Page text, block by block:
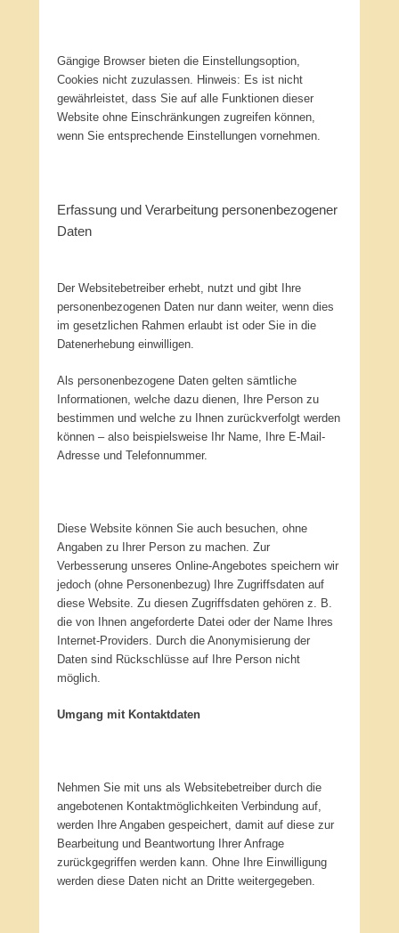
Gängige Browser bieten die Einstellungsoption,
Cookies nicht zuzulassen. Hinweis: Es ist nicht
gewährleistet, dass Sie auf alle Funktionen dieser
Website ohne Einschränkungen zugreifen können,
wenn Sie entsprechende Einstellungen vornehmen.
Erfassung und Verarbeitung personenbezogener
Daten
Der Websitebetreiber erhebt, nutzt und gibt Ihre
personenbezogenen Daten nur dann weiter, wenn dies
im gesetzlichen Rahmen erlaubt ist oder Sie in die
Datenerhebung einwilligen.
Als personenbezogene Daten gelten sämtliche
Informationen, welche dazu dienen, Ihre Person zu
bestimmen und welche zu Ihnen zurückverfolgt werden
können – also beispielsweise Ihr Name, Ihre E-Mail-
Adresse und Telefonnummer.
Diese Website können Sie auch besuchen, ohne
Angaben zu Ihrer Person zu machen. Zur
Verbesserung unseres Online-Angebotes speichern wir
jedoch (ohne Personenbezug) Ihre Zugriffsdaten auf
diese Website. Zu diesen Zugriffsdaten gehören z. B.
die von Ihnen angeforderte Datei oder der Name Ihres
Internet-Providers. Durch die Anonymisierung der
Daten sind Rückschlüsse auf Ihre Person nicht
möglich.
Umgang mit Kontaktdaten
Nehmen Sie mit uns als Websitebetreiber durch die
angebotenen Kontaktmöglichkeiten Verbindung auf,
werden Ihre Angaben gespeichert, damit auf diese zur
Bearbeitung und Beantwortung Ihrer Anfrage
zurückgegriffen werden kann. Ohne Ihre Einwilligung
werden diese Daten nicht an Dritte weitergegeben.